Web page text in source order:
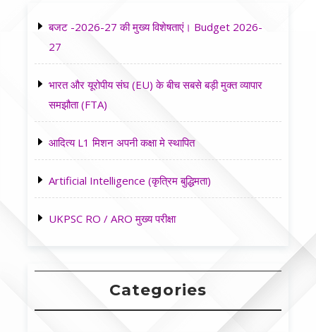
बजट -2026-27 की मुख्य विशेषताएं। Budget 2026-
27
भारत और यूरोपीय संघ (EU) के बीच सबसे बड़ी मुक्त व्यापार
समझौता (FTA)
आदित्य L1 मिशन अपनी कक्षा मे स्थापित
Artificial Intelligence (कृत्रिम बुद्धिमता)
UKPSC RO / ARO मुख्य परीक्षा
Categories